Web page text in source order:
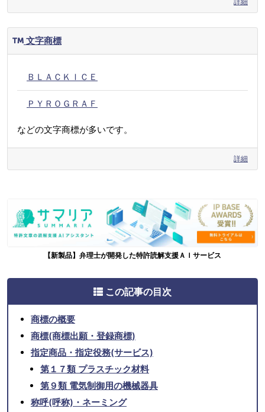
文字商標
ＢＬＡＣＫＩＣＥ
ＰＹＲＯＧＲＡＦ
などの文字商標が多いです。
詳細
【新製品】弁理士が開発した特許読解支援ＡＩサービス
この記事の目次
商標の概要
商標(商標出願・登録商標)
指定商品・指定役務(サービス)
第１７類 プラスチック材料
第９類 電気制御用の機械器具
称呼(呼称)・ネーミング